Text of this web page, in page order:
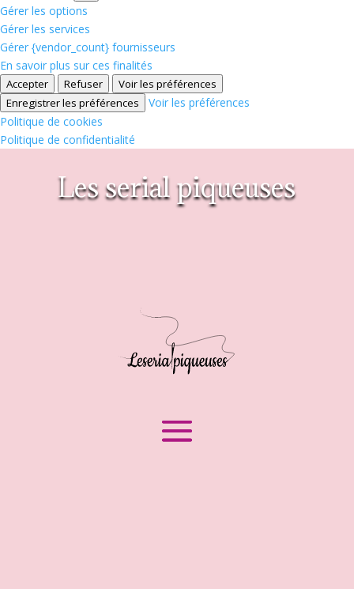
Gérer les options
Gérer les services
Gérer {vendor_count} fournisseurs
En savoir plus sur ces finalités
Accepter Refuser
Voir les préférences
Enregistrer les préférences
Voir les préférences
Politique de cookies
Politique de confidentialité
Les serial piqueuses